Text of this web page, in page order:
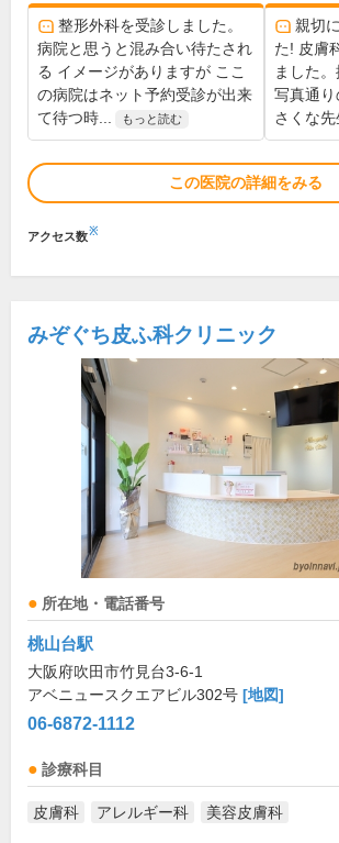
整形外科を受診しました。
病院と思うと混み合い待たされ
る イメージがありますが ここ
の病院はネット予約受診が出来
て待つ時...
もっと読む
親切
た! 皮膚
ました
写真通
さくな先
この医院の詳細をみる
アクセス数※
みぞぐち皮ふ科クリニック
所在地・電話番号
桃山台駅
大阪府吹田市竹見台3-6-1
アベニュースクエアビル302号 [地図]
06-6872-1112
診療科目
皮膚科 アレルギー科 美容皮膚科